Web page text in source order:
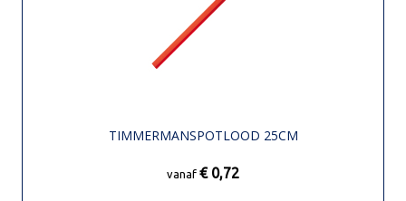
TIMMERMANSPOTLOOD 25CM
vanaf € 0,72